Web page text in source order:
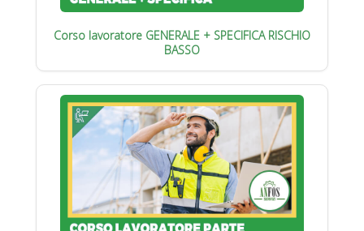
Corso lavoratore GENERALE + SPECIFICA RISCHIO
BASSO